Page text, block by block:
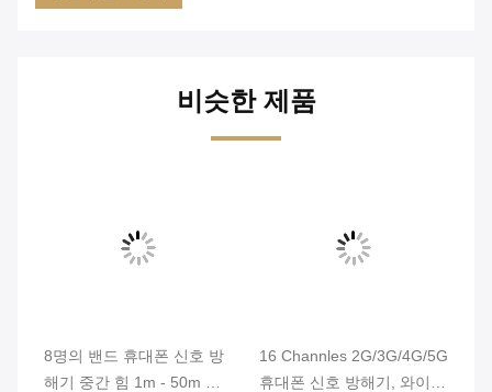
비슷한 제품
8명의 밴드 휴대폰 신호 방
해기 중간 힘 1m - 50m 움
16 Channles 2G/3G/4G/5G
휴대폰 신호 방해기, 와이파